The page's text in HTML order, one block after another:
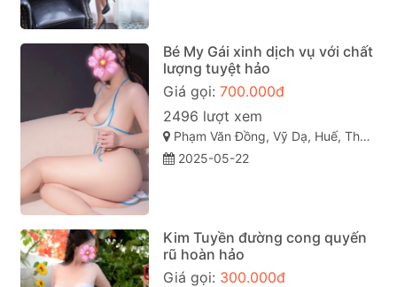
Bé My Gái xinh dịch vụ với chất
lượng tuyệt hảo
Giá gọi: 700.000đ
2496 lượt xem
Phạm Văn Đồng, Vỹ Dạ, Huế, Thừa Thiên Huế
2025-05-22
Kim Tuyền đường cong quyến
rũ hoàn hảo
Giá gọi: 300.000đ